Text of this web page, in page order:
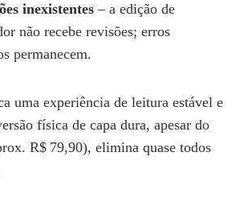
inexistentes – a edição de
não recebe revisões; erros
permanecem.
uma experiência de leitura estável e
física de capa dura, apesar do
R$ 79,90), elimina quase todos